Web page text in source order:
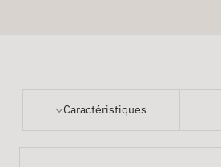
Caractéristiques